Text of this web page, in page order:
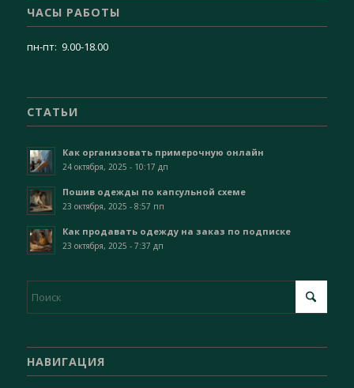
ЧАСЫ РАБОТЫ
пн-пт: 9.00-18.00
СТАТЬИ
Как организовать примерочную онлайн
24 октября, 2025 - 10:17 дп
Пошив одежды по капсульной схеме
23 октября, 2025 - 8:57 пп
Как продавать одежду на заказ по подписке
23 октября, 2025 - 7:37 дп
НАВИГАЦИЯ